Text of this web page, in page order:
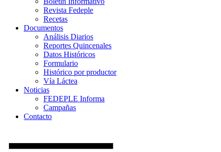
Revista Fedeple
Recetas
Documentos
Análisis Diarios
Reportes Quincenales
Datos Históricos
Formulario
Histórico por productor
Vía Láctea
Noticias
FEDEPLE Informa
Campañas
Contacto